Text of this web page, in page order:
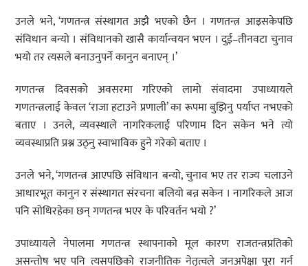
उनले भने, ‘गणतन्त्र संस्थागत अझै भएको छैन । गणतन्त्र आइसकेपछि
संविधान बन्यो । संविधानको खासै कार्यान्वयन भएन । दुई–तीनवटा चुनाव
भयो तर त्यसले बनाउनुपर्ने कानुन बनाएन् ।’
गणतन्त्र दिवसको अवसरमा गरिएको लामो संवादमा उपाध्यायले
गणतन्त्रलाई केवल ‘राजा हटाउने प्रणाली’ का रूपमा बुझिनु पर्याप्त नभएको
बताए । उनले, व्यवस्थाले नागरिकलाई परिणाम दिन सकेन भने त्यो
व्यवस्थाप्रति प्रश्न उठ्नु स्वाभाविक हुने गरेको बताए ।
उनले भने, ‘गणतन्त्र आएपछि संविधान बन्यो, चुनाव भए तर राज्य चलाउने
आधारभूत कानुन र संस्थागत संरचना बलियो बन्न सकेन । नागरिकले आज
पनि सोधिरहेका छन् गणतन्त्र भएर के परिवर्तन भयो ?’
उपाध्यायले नेपालमा गणतन्त्र स्थापनाको मूल कारण राजतन्त्रप्रतिको
असन्तोष भए पनि त्यसपछिको राजनीतिक नेतृत्वले जनअपेक्षा पूरा गर्न